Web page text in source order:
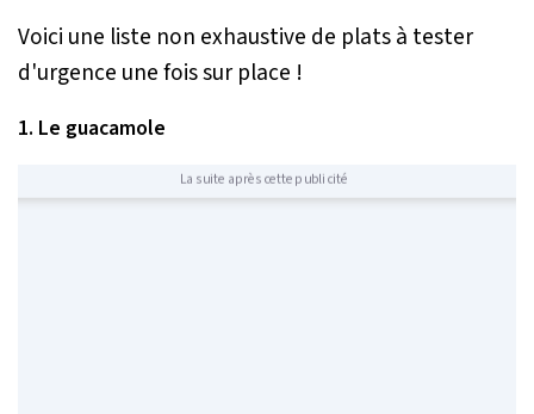
Voici une liste non exhaustive de plats à tester
d'urgence une fois sur place !
1. Le guacamole
La suite après cette publicité